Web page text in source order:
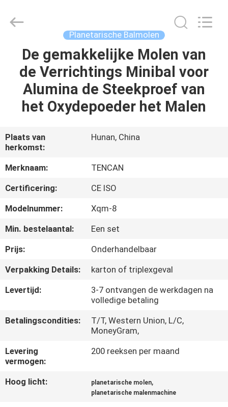
HUIS
PRODUCTEN
ONGEVEER
ONS
FABRIEKSREIS
KWALITEITSCONTROLE
CONTACTEER
ONS
NIEUWS
BLOG
VERZOEK
OM EEN
CITAAT
Powder
Technology
Planetarische Balmolen
De gemakkelijke Molen van
de Verrichtings Minibal voor
Alumina de Steekproef van
het Oxydepoeder het Malen
Plaats van
herkomst:
Hunan, China
Merknaam:
TENCAN
Certificering:
CE ISO
Modelnummer:
Xqm-8
Min. bestelaantal:
Een set
Prijs:
Onderhandelbaar
Verpakking Details:
karton of triplexgeval
Levertijd:
3-7 ontvangen de werkdagen na
volledige betaling
Betalingscondities:
T/T, Western Union, L/C,
MoneyGram,
Levering
vermogen:
200 reeksen per maand
Hoog licht: planetarische molen,
planetarische malenmachine